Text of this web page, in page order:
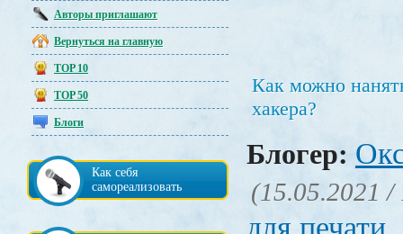
Авторы приглашают
Вернуться на главную
TOP 10
TOP 50
Блоги
Как себя
самореализовать
Как можно
хакера?
Блогер:
(15.05.2021 /